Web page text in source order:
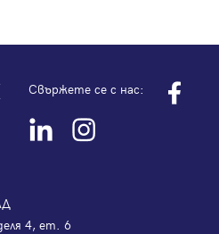
Свържете се с нас:
4, ет. 6